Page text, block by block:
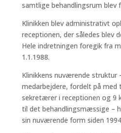
samtlige behandlingsrum blev
Klinikken blev administrativt
receptionen, der således blev
Hele indretningen foregik fra
1.1.1988.
Klinikkens nuværende struktur
medarbejdere, fordelt på
sekretærer i receptionen og 9
til det behandlingsmæssige –
sin nuværende form siden